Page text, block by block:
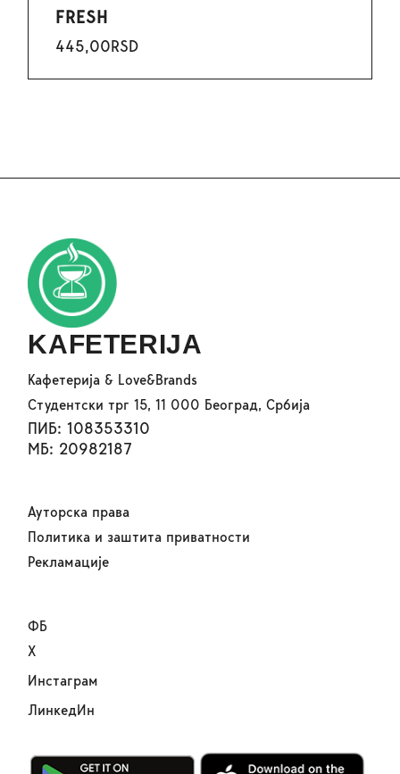
FRESH
445,00RSD
KAFETERIJA
Кафетерија & Love&Brands
Студентски трг 15, 11 000 Београд, Србија
ПИБ: 108353310
МБ: 20982187
Ауторска права
Политика и заштита приватности
Рекламације
ФБ
Х
Инстаграм
ЛинкедИн